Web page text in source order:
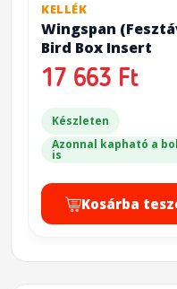
KELLÉK
Wingspan
Bird Box Insert
17 663 Ft
Készleten
Azonnal kapható a
is
Kosárba